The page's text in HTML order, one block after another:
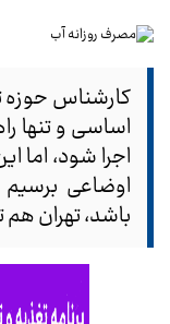
کارشناس حوزه
اساسی و تنها
اجرا شود، اما
باشد، تهران